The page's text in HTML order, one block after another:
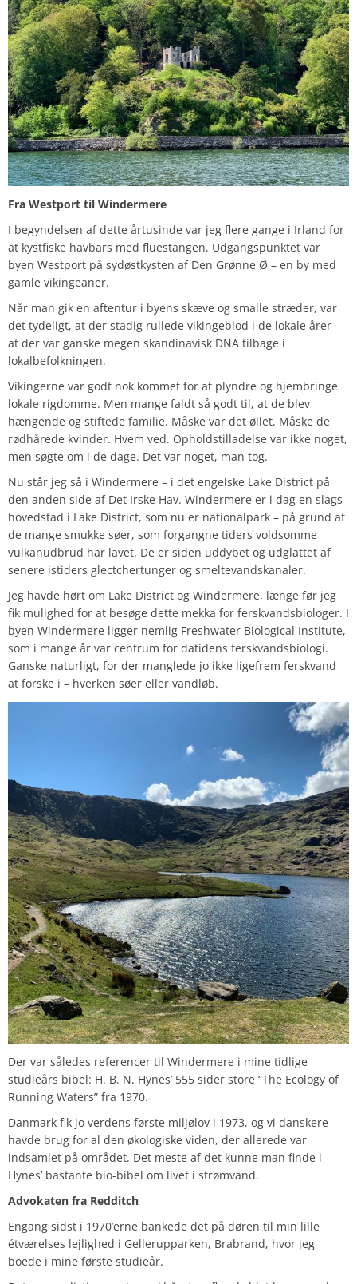
Fra Westport til Windermere
I begyndelsen af dette årtusinde var jeg flere gange i Irland for
at kystfiske havbars med fluestangen. Udgangspunktet var
byen Westport på sydøstkysten af Den Grønne Ø – en by med
gamle vikingeaner.
Når man gik en aftentur i byens skæve og smalle stræder, var
det tydeligt, at der stadig rullede vikingeblod i de lokale årer –
at der var ganske megen skandinavisk DNA tilbage i
lokalbefolkningen.
Vikingerne var godt nok kommet for at plyndre og hjembringe
lokale rigdomme. Men mange faldt så godt til, at de blev
hængende og stiftede familie. Måske var det øllet. Måske de
rødhårede kvinder. Hvem ved. Opholdstilladelse var ikke noget,
men søgte om i de dage. Det var noget, man tog.
Nu står jeg så i Windermere – i det engelske Lake District på
den anden side af Det Irske Hav. Windermere er i dag en slags
hovedstad i Lake District, som nu er nationalpark – på grund af
de mange smukke søer, som forgangne tiders voldsomme
vulkanudbrud har lavet. De er siden uddybet og udglattet af
senere istiders glectchertunger og smeltevandskanaler.
Jeg havde hørt om Lake District og Windermere, længe før jeg
fik mulighed for at besøge dette mekka for ferskvandsbiologer. I
byen Windermere ligger nemlig Freshwater Biological Institute,
som i mange år var centrum for datidens ferskvandsbiologi.
Ganske naturligt, for der manglede jo ikke ligefrem ferskvand
at forske i – hverken søer eller vandløb.
Der var således referencer til Windermere i mine tidlige
studieårs bibel: H. B. N. Hynes’ 555 sider store “The Ecology of
Running Waters” fra 1970.
Danmark fik jo verdens første miljølov i 1973, og vi danskere
havde brug for al den økologiske viden, der allerede var
indsamlet på området. Det meste af det kunne man finde i
Hynes’ bastante bio-bibel om livet i strømvand.
Advokaten fra Redditch
Engang sidst i 1970’erne bankede det på døren til min lille
étværelses lejlighed i Gellerupparken, Brabrand, hvor jeg
boede i mine første studieår.